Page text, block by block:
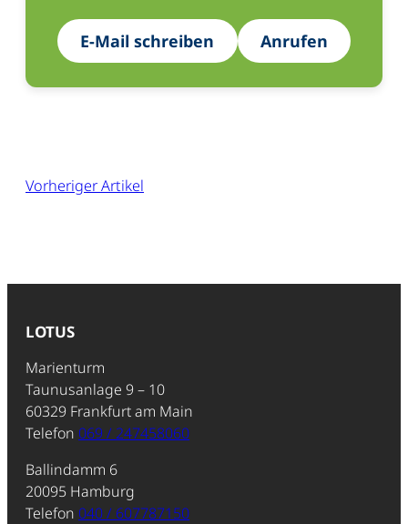
E-Mail schreiben Anrufen
Vorheriger Artikel
LOTUS
Marienturm
Taunusanlage 9 – 10
60329 Frankfurt am Main
Telefon 069 / 247458060
Ballindamm 6
20095 Hamburg
Telefon 040 / 607787150